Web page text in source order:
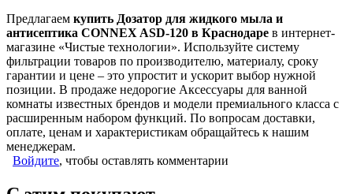
Предлагаем купить Дозатор для жидкого мыла и
антисептика CONNEX ASD-120 в Краснодаре в интернет-
магазине «Чистые технологии». Используйте систему
фильтрации товаров по производителю, материалу, сроку
гарантии и цене – это упростит и ускорит выбор нужной
позиции. В продаже недорогие Аксессуары для ванной
комнаты известных брендов и модели премиального класса с
расширенным набором функций. По вопросам доставки,
оплате, ценам и характеристикам обращайтесь к нашим
менеджерам.
Войдите, чтобы оставлять комментарии